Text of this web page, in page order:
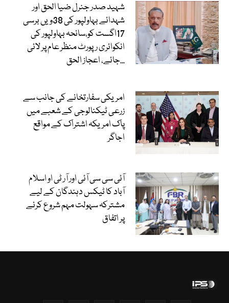
شہید صدر جنرل ضیا الحق اور
شہدائے بہاولپور کی 38ویں برسی
17اگست کو،سانحہ بہاولپور کی
انکوائری رپورٹ منظر عام پر لائی
جائے، اعجاز الحق...
امریکی سفارتخانے کی جانب سے
زرعی ٹیکنالوجی کے شعبے میں
پاک امریکہ اشتراک کے مواقع
اجاگر
آئی سی سی آئی اور آر ٹی او اسلام
آباد کا ٹیکس دہندگان کے لیے
مشترکہ سہولت مہم شروع کرنے
پر اتفاق